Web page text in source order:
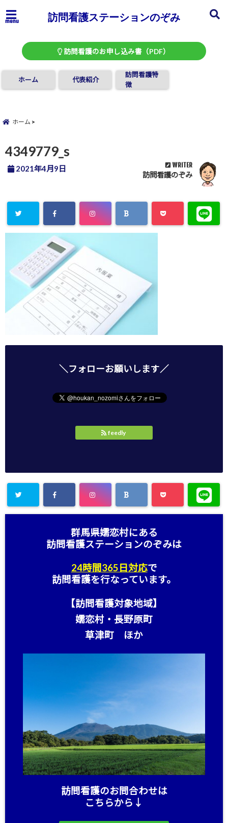
menu 訪問看護ステーションのぞみ
訪問看護のお申し込み書（PDF）
ホーム 代表紹介
訪問看護特
徴
ホーム
4349779_s
2021年4月9日 WRITER
訪問看護のぞみ
＼フォローお願いします／
feedly
群馬県嬬恋村にある
訪問看護ステーションのぞみは
24時間365日対応で
訪問看護を行なっています。
【訪問看護対象地域】
嬬恋村・長野原町
草津町 ほか
訪問看護のお問合わせは
こちらから↓